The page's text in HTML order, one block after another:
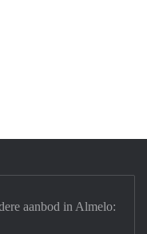
aanbod in Almelo: